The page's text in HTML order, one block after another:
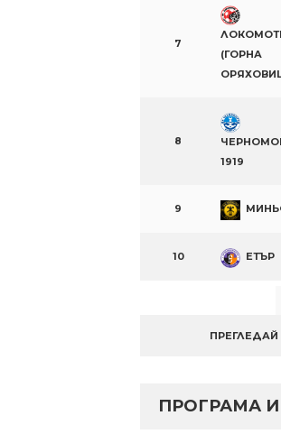
7
(ГОРНА
8
1919
9
10 ЕТЪР
ПРОГРАМА И